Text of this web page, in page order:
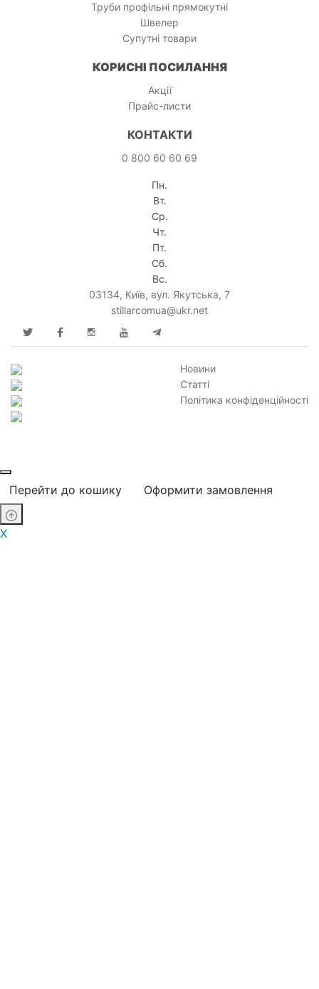
Труби профільні прямокутні
Швелер
Супутні товари
КОРИСНІ ПОСИЛАННЯ
Акції
Прайс-листи
КОНТАКТИ
0 800 60 60 69
Пн.
Вт.
Ср.
Чт.
Пт.
Сб.
Вс.
03134, Київ, вул. Якутська, 7
stillarcomua@ukr.net
Новини
Статті
Політика конфіденційності
Перейти до кошику Оформити замовлення
X